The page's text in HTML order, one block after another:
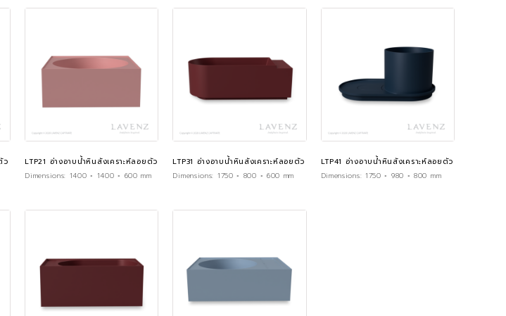
ว
LTP21 อ่างอาบน้ำหินสังเคราะห์ลอยตัว
Dimensions: 1400 × 1400 × 600 mm
LTP31 อ่างอาบน้ำหินสังเคราะห์ลอยตัว
Dimensions: 1750 × 800 × 600 mm
LTP41 อ่างอาบน้ำหินสังเคราะห์ลอยตัว
Dimensions: 1750 × 980 × 800 mm